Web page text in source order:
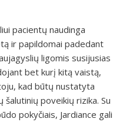
pacientų naudinga
ir papildomai padedant
ligomis susijusias
bet kurį kitą vaistą,
kad būtų nustatyta
poveikių rizika. Su
pokyčiais, Jardiance gali